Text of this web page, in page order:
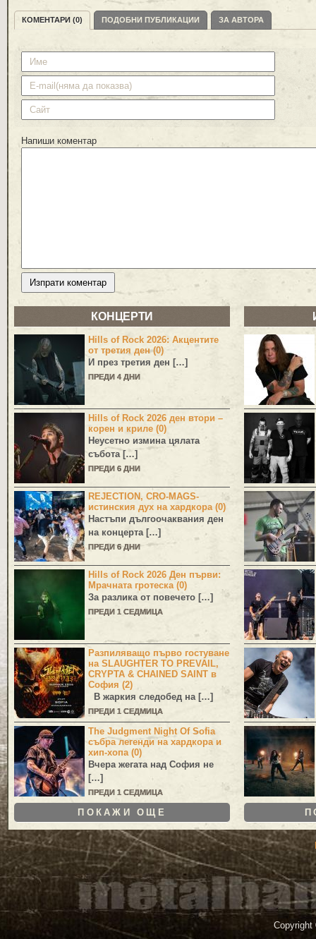
КОМЕНТАРИ (0) ПОДОБНИ ПУБЛИКАЦИИ ЗА АВТОРА
Напиши коментар
КОНЦЕРТИ
Hills of Rock 2026: Акцентите
от третия ден (0)
И през третия ден […]
ПРЕДИ 4 ДНИ
Hills of Rock 2026 ден втори –
корен и криле (0)
Неусетно измина цялата
събота […]
ПРЕДИ 6 ДНИ
REJECTION, CRO-MAGS-
истинския дух на хардкора (0)
Настъпи дългоочаквания ден
на концерта […]
ПРЕДИ 6 ДНИ
Hills of Rock 2026 Ден първи:
Мрачната гротеска (0)
За разлика от повечето […]
ПРЕДИ 1 СЕДМИЦА
Разпиляващо първо гостуване
на SLAUGHTER TO PREVAIL,
CRYPTA & CHAINED SAINT в
София (2)
В жаркия следобед на […]
ПРЕДИ 1 СЕДМИЦА
The Judgment Night Of Sofia
събра легенди на хардкора и
хип-хопа (0)
Вчера жегата над София не
[…]
ПРЕДИ 1 СЕДМИЦА
ПОКАЖИ ОЩЕ